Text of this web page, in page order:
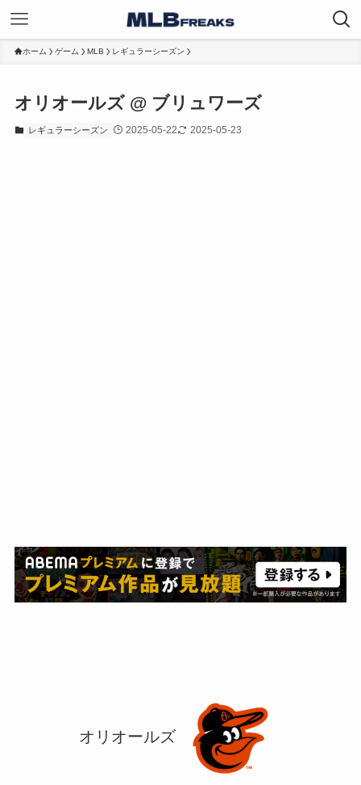
ホーム ゲーム MLB レギュラーシーズン
オリオールズ @ ブリュワーズ
レギュラーシーズン 2025-05-22 2025-05-23
オリオールズ